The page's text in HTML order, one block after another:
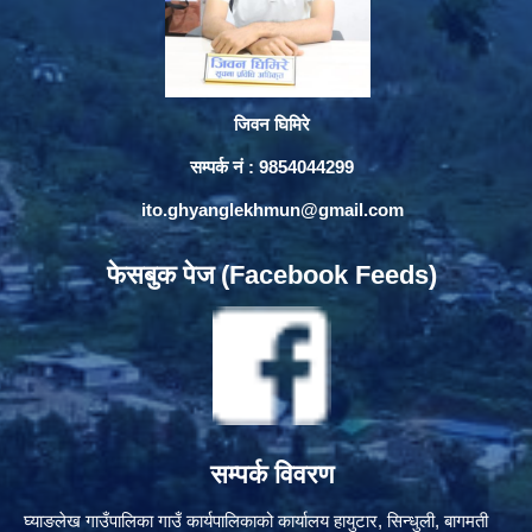
जिवन घिमिरे
सम्पर्क नं : 9854044299
ito.ghyanglekhmun@gmail.com
फेसबुक पेज (Facebook Feeds)
सम्पर्क विवरण
घ्याङलेख गाउँपालिका गाउँ कार्यपालिकाको कार्यालय हायुटार, सिन्धुली, बागमती